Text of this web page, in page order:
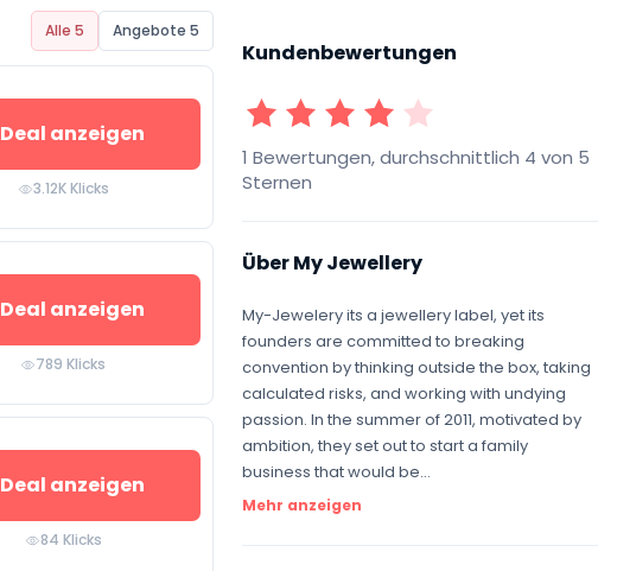
Alle 5 Angebote 5
Deal anzeigen
3.12K Klicks
Deal anzeigen
789 Klicks
Deal anzeigen
84 Klicks
Kundenbewertungen
1 Sterne2 Sterne3 Sterne4 Sterne5 Sterne
1 Bewertungen, durchschnittlich 4 von 5
Sternen
Über My Jewellery
My-Jewelery its a jewellery label, yet its
founders are committed to breaking
convention by thinking outside the box, taking
calculated risks, and working with undying
passion. In the summer of 2011, motivated by
ambition, they set out to start a family
business that would be...
Mehr anzeigen